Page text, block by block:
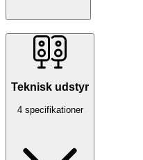
Teknisk udstyr
4 specifikationer